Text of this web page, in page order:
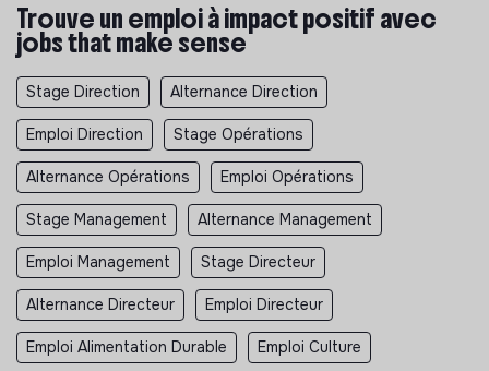
Trouve un emploi à impact positif avec
jobs that make sense
Stage Direction Alternance Direction
Emploi Direction Stage Opérations
Alternance Opérations Emploi Opérations
Stage Management Alternance Management
Emploi Management Stage Directeur
Alternance Directeur Emploi Directeur
Emploi Alimentation Durable Emploi Culture